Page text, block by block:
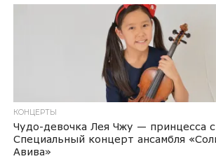
КОНЦЕРТЫ
Чудо-девочка Лея Чжу — принцесса
Специальный концерт ансамбля
Авива»